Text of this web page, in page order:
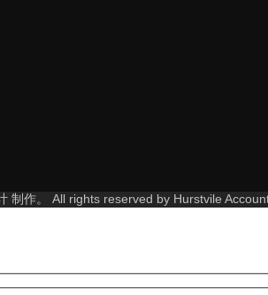
作。 All rights reserved by Hurstvile